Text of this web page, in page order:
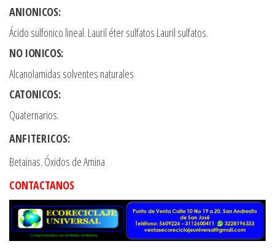
ANIONICOS:
Ácido sulfonico lineal. Lauril éter sulfatos Lauril sulfatos.
NO IONICOS:
Alcanolamidas solventes naturales
CATONICOS:
Quaternarios.
ANFITERICOS:
Betainas. Óxidos de Amina
CONTACTANOS